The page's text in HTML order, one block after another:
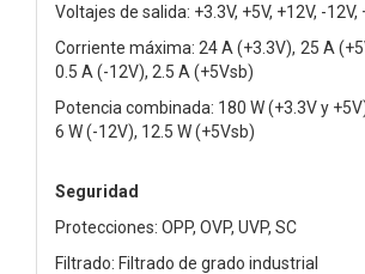
Voltajes de salida: +3.3V, +5V, +12V, -12V,
Corriente máxima: 24 A (+3.3V), 25 A
0.5 A (-12V), 2.5 A (+5Vsb)
Potencia combinada: 180 W (+3.3V y
6 W (-12V), 12.5 W (+5Vsb)
Seguridad
Protecciones: OPP, OVP, UVP, SC
Filtrado: Filtrado de grado industrial